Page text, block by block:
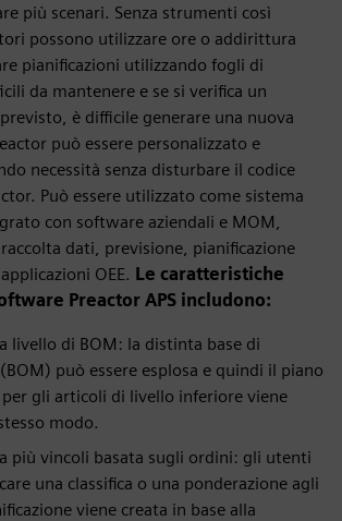
più scenari. Senza strumenti così
possono utilizzare ore o addirittura
pianificazioni utilizzando fogli di
da mantenere e se si verifica un
è difficile generare una nuova
può essere personalizzato e
necessità senza disturbare il codice
Può essere utilizzato come sistema
con software aziendali e MOM,
raccolta dati, previsione, pianificazione
OEE. Le caratteristiche
Preactor APS includono:
livello di BOM: la distinta base di
può essere esplosa e quindi il piano
gli articoli di livello inferiore viene
modo.
più vincoli basata sugli ordini: gli utenti
una classifica o una ponderazione agli
viene creata in base alla